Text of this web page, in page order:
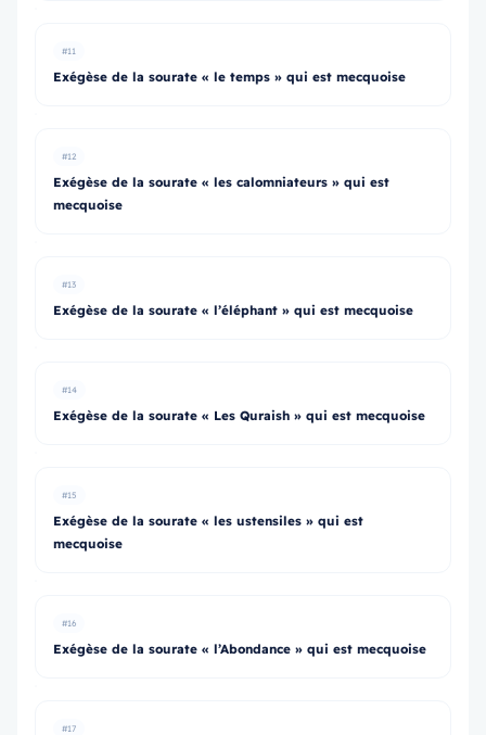
#11
Exégèse de la sourate « le temps » qui est mecquoise
#12
Exégèse de la sourate « les calomniateurs » qui est
mecquoise
#13
Exégèse de la sourate « l’éléphant » qui est mecquoise
#14
Exégèse de la sourate « Les Quraish » qui est mecquoise
#15
Exégèse de la sourate « les ustensiles » qui est
mecquoise
#16
Exégèse de la sourate « l’Abondance » qui est mecquoise
#17